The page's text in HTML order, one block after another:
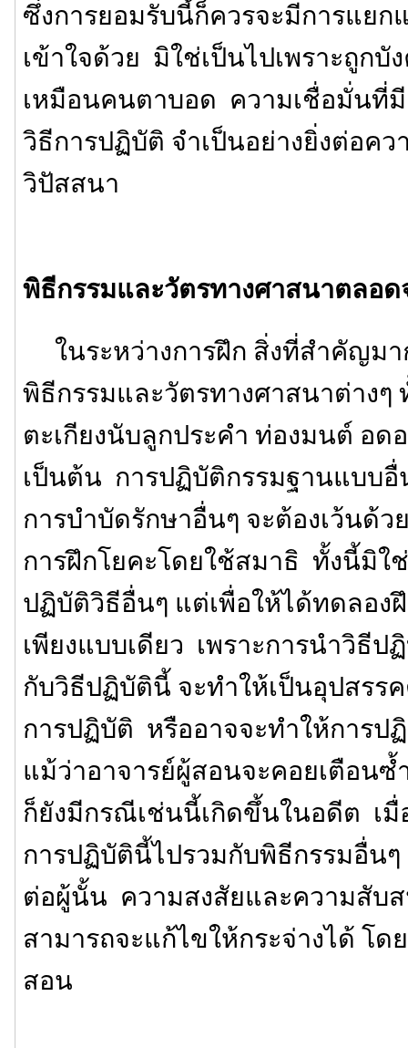
ซึ่งการยอมรับนี้ก็ควรจะมีการแยก
เข้าใจด้วย มิใช่เป็นไปเพราะถูกบั
เหมือนคนตาบอด ความเชื่อมั่นที่
วิธีการปฏิบัติ จำเป็นอย่างยิ่งต่อคว
วิปัสสนา
พิธีกรรมและวัตรทางศาสนาตลอ
ในระหว่างการฝึก สิ่งที่สำคัญมา
พิธีกรรมและวัตรทางศาสนาต่างๆ
ตะเกียงนับลูกประคำ ท่องมนต์ อด
เป็นต้น การปฏิบัติกรรมฐานแบบอื่
การบำบัดรักษาอื่นๆ จะต้องเว้นด้ว
การฝึกโยคะโดยใช้สมาธิ ทั้งนี้มิใ
ปฏิบัติวิธีอื่นๆ แต่เพื่อให้ได้ทดลอง
เพียงแบบเดียว เพราะการนำวิธี
กับวิธีปฏิบัตินี้ จะทำให้เป็นอุปสรร
การปฏิบัติ หรืออาจจะทำให้การป
แม้ว่าอาจารย์ผู้สอนจะคอยเตือน
ก็ยังมีกรณีเช่นนี้เกิดขึ้นในอดีต เมื่
การปฏิบัตินี้ไปรวมกับพิธีกรรมอื่น
ต่อผู้นั้น ความสงสัยและความสับ
สามารถจะแก้ไขให้กระจ่างได้ โด
สอน